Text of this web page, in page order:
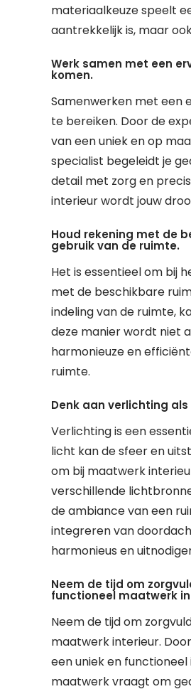
materiaalkeuze speelt
aantrekkelijk is, maar
Werk samen met een
komen.
Samenwerken met een
te bereiken. Door de
van een uniek en op
specialist begeleidt je
detail met zorg en
interieur wordt jouw
Houd rekening met de
gebruik van de ruimte.
Het is essentieel om bij
met de beschikbare
indeling van de ruimte,
deze manier wordt niet
harmonieuze en
ruimte.
Denk aan verlichting
Verlichting is een
licht kan de sfeer en
om bij maatwerk
verschillende
de ambiance van een
integreren van
harmonieus en
Neem de tijd om
functioneel maatwerk
Neem de tijd om
maatwerk interieur.
een uniek en
maatwerk vraagt om